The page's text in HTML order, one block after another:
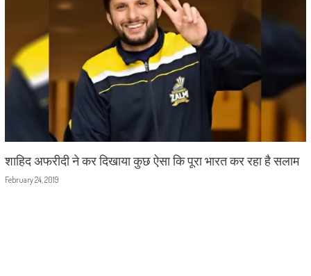
शाहिद अफरीदी ने कर दिखाया कुछ ऐसा कि पूरा भारत कर रहा है सलाम
February 24, 2019